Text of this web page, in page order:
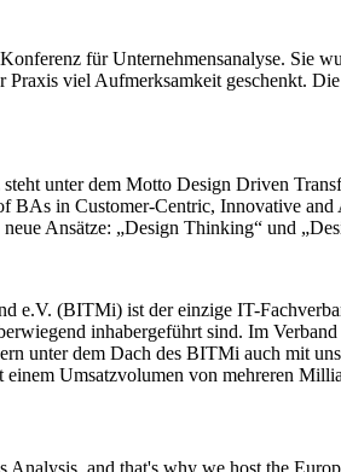
für Unternehmensanalyse. Sie
viel Aufmerksamkeit geschenkt.
unter dem Motto Design Driven
BAs in Customer-Centric, Innovative
neue Ansätze: „Design Thinking“ und
e.V. (BITMi) ist der einzige IT-
inhabergeführt sind. Im
unter dem Dach des BITMi auch mit
Umsatzvolumen von mehreren